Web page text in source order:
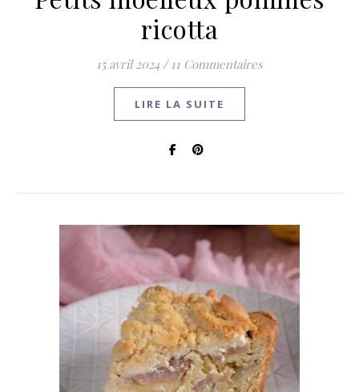
ricotta
15 avril 2024 / 11 Commentaires
LIRE LA SUITE